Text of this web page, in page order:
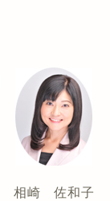
相崎 佐和子